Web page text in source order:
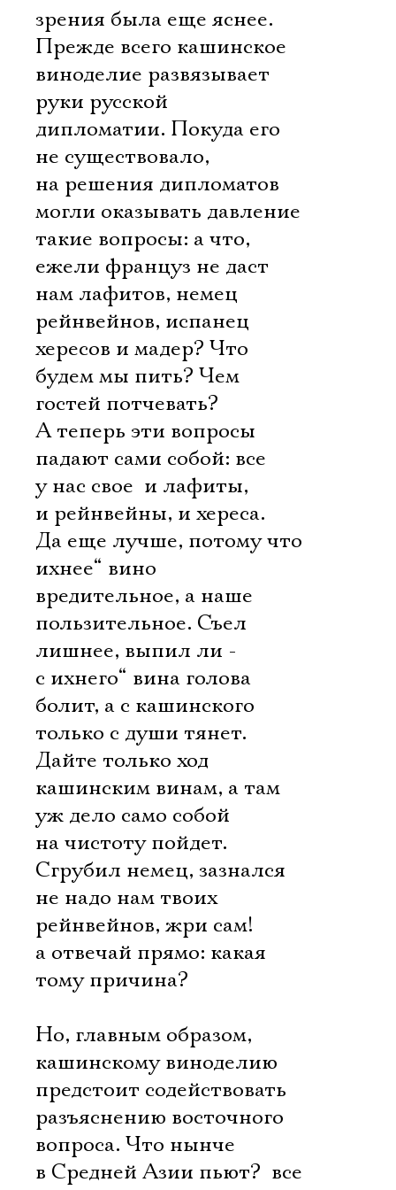
зрения была еще яснее.
Прежде всего кашинское
виноделие развязывает
руки русской
дипломатии. Покуда его
не существовало,
на решения дипломатов
могли оказывать давление
такие вопросы: а что,
ежели француз не даст
нам лафитов, немец 
рейнвейнов, испанец 
хересов и мадер? Что
будем мы пить? Чем
гостей потчевать?
А теперь эти вопросы
падают сами собой: все
у нас свое  и лафиты,
и рейнвейны, и хереса.
Да еще лучше, потому что
ихнее“ вино 
вредительное, а наше 
пользительное. Съел
лишнее, выпил ли -
с ихнего“ вина голова
болит, а с кашинского 
только с души тянет.
Дайте только ход
кашинским винам, а там
уж дело само собой
на чистоту пойдет.
Сгрубил немец, зазнался 
не надо нам твоих
рейнвейнов, жри сам! 
а отвечай прямо: какая
тому причина?
Но, главным образом,
кашинскому виноделию
предстоит содействовать
разъяснению восточного
вопроса. Что нынче
в Средней Азии пьют?  все
Ознакомиться